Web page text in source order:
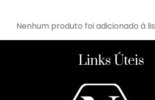
Nenhum produto foi adicionado à
Links Úteis